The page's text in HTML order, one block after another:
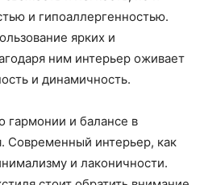
и гипоаллергенностью.
ярких и
ним интерьер оживает
и динамичность.
гармонии и балансе в
Современный интерьер, как
и лаконичности.